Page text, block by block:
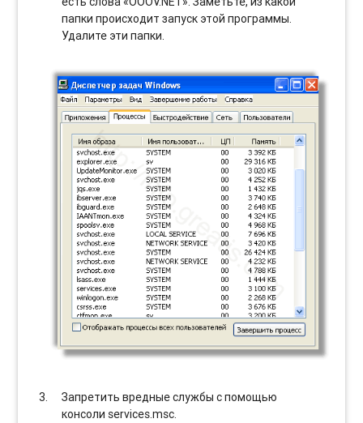
папки происходит запуск этой программы.
Удалите эти папки.
Запретить вредные службы с помощью
консоли services.msc.